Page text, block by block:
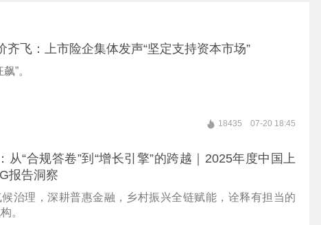
齐飞：上市险企集体发声“坚定支持资本市场”
”。
18435 07-20 18:45
从“合规答卷”到“增长引擎”的跨越｜2025年度中国上
报告洞察
治理，深耕普惠金融，乡村振兴全链赋能，诠释有担当的
。